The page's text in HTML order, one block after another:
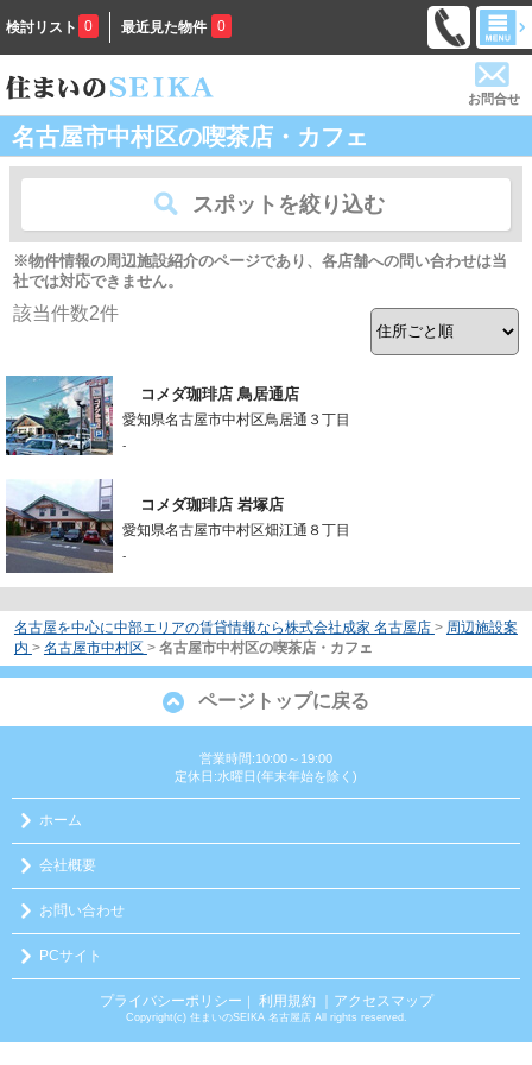
検討リスト 0 最近見た物件 0
お問合せ
名古屋市中村区の喫茶店・カフェ
スポットを絞り込む
※物件情報の周辺施設紹介のページであり、各店舗への問い合わせは当
社では対応できません。
該当件数2件
コメダ珈琲店 鳥居通店
愛知県名古屋市中村区鳥居通３丁目
-
コメダ珈琲店 岩塚店
愛知県名古屋市中村区畑江通８丁目
-
名古屋を中心に中部エリアの賃貸情報なら株式会社成家 名古屋店 > 周辺施設案
内 > 名古屋市中村区 > 名古屋市中村区の喫茶店・カフェ
ページトップに戻る
営業時間:10:00～19:00
定休日:水曜日(年末年始を除く)
ホーム
会社概要
お問い合わせ
PCサイト
プライバシーポリシー ｜ 利用規約 ｜アクセスマップ
Copyright(c) 住まいのSEIKA 名古屋店 All rights reserved.